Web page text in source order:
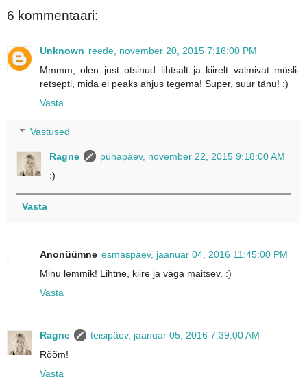
6 kommentaari:
Unknown reede, november 20, 2015 7:16:00 PM
Mmmm, olen just otsinud lihtsalt ja kiirelt valmivat müsli-
retsepti, mida ei peaks ahjus tegema! Super, suur tänu! :)
Vasta
Vastused
Ragne
pühapäev, november 22, 2015 9:18:00 AM
:)
Vasta
Anonüümne esmaspäev, jaanuar 04, 2016 11:45:00 PM
Minu lemmik! Lihtne, kiire ja väga maitsev. :)
Vasta
Ragne
teisipäev, jaanuar 05, 2016 7:39:00 AM
Rõõm!
Vasta